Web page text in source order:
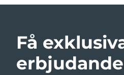
Få